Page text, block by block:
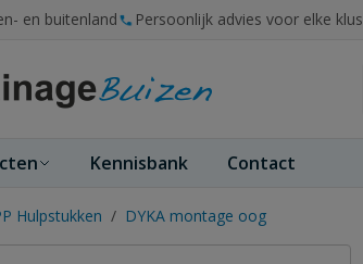
en buitenland Persoonlijk advies voor elke klus
Kennisbank Contact
Hulpstukken / DYKA montage oog